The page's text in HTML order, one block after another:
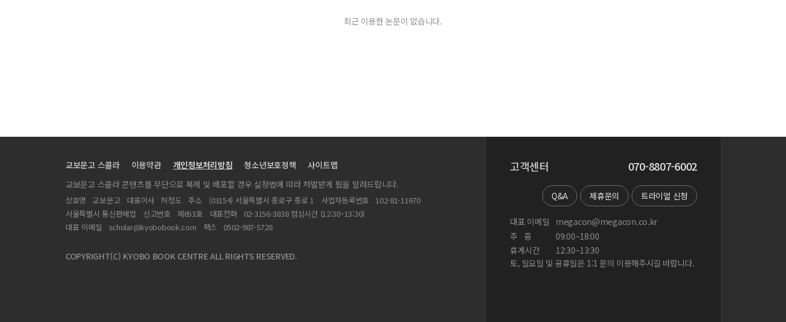
최근 이용한 논문이 없습니다.
교보문고 스콜라 이용약관 개인정보처리방침 청소년보호정책
사이트맵
교보문고 스콜라 콘텐츠를 무단으로 복제 및 배포할 경우 실정법에 따라 처벌받게 됨을 알려드립니다.
상호명 교보문고 대표이사 허정도 주소 (03154) 서울특별시 종로구 종로 1 사업자등록번호
102-81-11670
서울특별시 통신판매업
신고번호 제653호 대표전화
02-3156-3838 점심시간 (12:30~13:30)
대표 이메일
scholar@kyobobook.com 팩스 0502-987-5728
COPYRIGHT(C) KYOBO BOOK CENTRE ALL RIGHTS RESERVED.
고객센터 070-8807-6002
Q&A 제휴문의 트라이얼 신청
대표 이메일
megacon@megacon.co.kr
주
중
09:00~18:00
휴게시간
12:30~13:30
토, 일요일 및 공휴일은 1:1 문의 이용해주시길 바랍니다.